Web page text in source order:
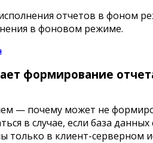
отчетов в фоном
в фоновом режиме.
формирование
— почему может не
в случае, если база
только в клиент-серверном